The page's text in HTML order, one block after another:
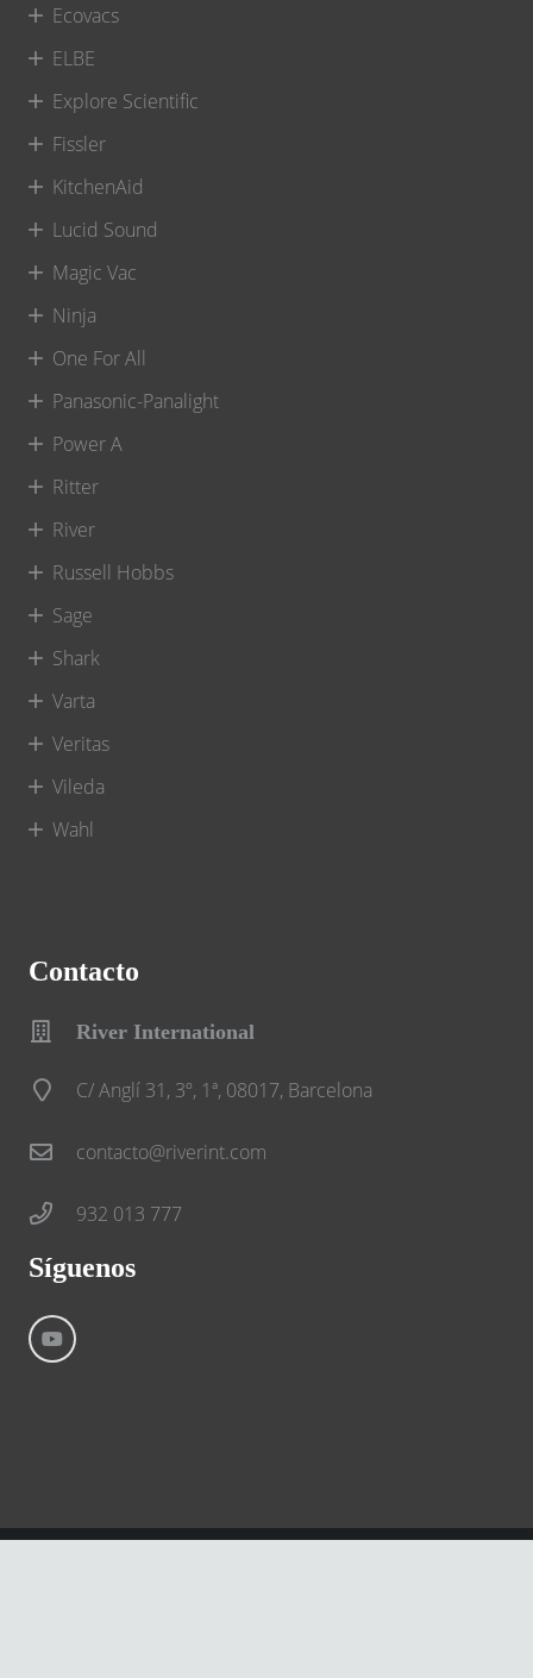
Ecovacs
ELBE
Explore Scientific
Fissler
KitchenAid
Lucid Sound
Magic Vac
Ninja
One For All
Panasonic-Panalight
Power A
Ritter
River
Russell Hobbs
Sage
Shark
Varta
Veritas
Vileda
Wahl
Contacto
River International
C/ Anglí 31, 3º, 1ª, 08017, Barcelona
contacto@riverint.com
932 013 777
Síguenos